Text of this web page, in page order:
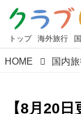
トップ 海外旅行
HOME 国内
【8月20